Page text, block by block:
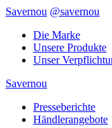
Savernou @savernou
Die Marke
Unsere Produkte
Unser
Savernou
Presseberichte
Händlerangebote